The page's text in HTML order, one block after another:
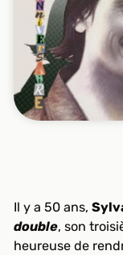
Il y a 50 ans,
double, son
heureuse de